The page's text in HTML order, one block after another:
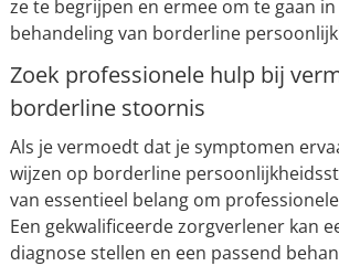
ze te begrijpen en ermee om te gaan
behandeling van borderline
Zoek professionele hulp bij
borderline stoornis
Als je vermoedt dat je symptomen
wijzen op borderline
van essentieel belang om
Een gekwalificeerde zorgverlener kan
diagnose stellen en een passend